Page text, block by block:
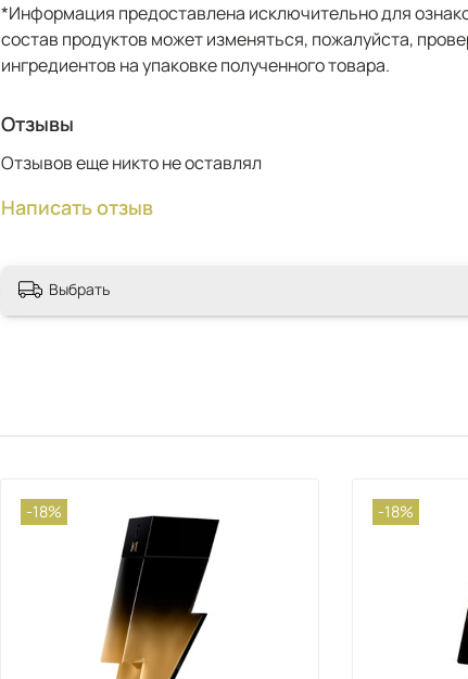
*Информация предоставлена исключительно для
состав продуктов может изменяться, пожалуйста,
ингредиентов на упаковке полученного товара.
Отзывы
Отзывов еще никто не оставлял
Написать отзыв
Выбрать
-18% -18%